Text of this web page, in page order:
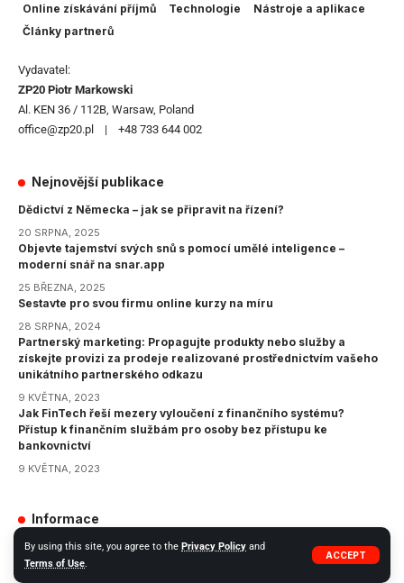
By using this site, you agree to the Privacy Policy and
Terms of Use.
ACCEPT
Online získávání příjmů
Technologie
Nástroje a aplikace
Články partnerů
Vydavatel:
ZP20 Piotr Markowski
Al. KEN 36 / 112B, Warsaw, Poland
office@zp20.pl | +48 733 644 002
Nejnovější publikace
Dědictví z Německa – jak se připravit na řízení?
20 SRPNA, 2025
Objevte tajemství svých snů s pomocí umělé inteligence –
moderní snář na snar.app
25 BŘEZNA, 2025
Sestavte pro svou firmu online kurzy na míru
28 SRPNA, 2024
Partnerský marketing: Propagujte produkty nebo služby a
získejte provizi za prodeje realizované prostřednictvím vašeho
unikátního partnerského odkazu
9 KVĚTNA, 2023
Jak FinTech řeší mezery vyloučení z finančního systému?
Přístup k finančním službám pro osoby bez přístupu ke
bankovnictví
9 KVĚTNA, 2023
Informace
GDPR